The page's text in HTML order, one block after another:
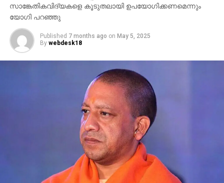
സാങ്കേതികവിദ്യകളെ കൂടുതലായി ഉപയോഗിക്കണമെന്നും
യോഗി പറഞ്ഞു
Published 7 months ago on May 5, 2025
By webdesk18